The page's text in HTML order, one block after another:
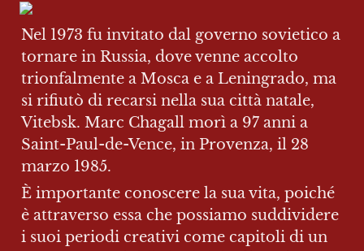
Nel 1973 fu invitato dal governo sovietico a
tornare in Russia, dove venne accolto
trionfalmente a Mosca e a Leningrado, ma
si rifiutò di recarsi nella sua città natale,
Vitebsk. Marc Chagall morì a 97 anni a
Saint-Paul-de-Vence, in Provenza, il 28
marzo 1985.
È importante conoscere la sua vita, poiché
è attraverso essa che possiamo suddividere
i suoi periodi creativi come capitoli di un